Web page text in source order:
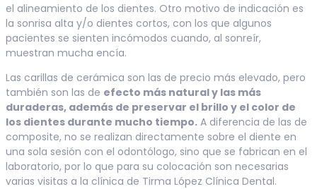
el alineamiento de los dientes. Otro motivo de indicación es
la sonrisa alta y/o dientes cortos, con los que algunos
pacientes se sienten incómodos cuando, al sonreír,
muestran mucha encía.
Las carillas de cerámica son las de precio más elevado, pero
también son las de efecto más natural y las más
duraderas, además de preservar el brillo y el color de
los dientes durante mucho tiempo. A diferencia de las de
composite, no se realizan directamente sobre el diente en
una sola sesión con el odontólogo, sino que se fabrican en el
laboratorio, por lo que para su colocación son necesarias
varias visitas a la clínica de Tirma López Clínica Dental.